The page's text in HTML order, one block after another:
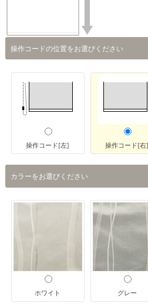
操作コードの位置をお選びください
操作コード[左] 操作コード[右]
カラーをお選びください
ホワイト グレー